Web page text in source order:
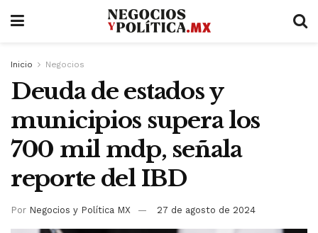
Inicio Negocios
Deuda de estados y
municipios supera los
700 mil mdp, señala
reporte del IBD
Por Negocios y Política MX 27 de agosto de 2024